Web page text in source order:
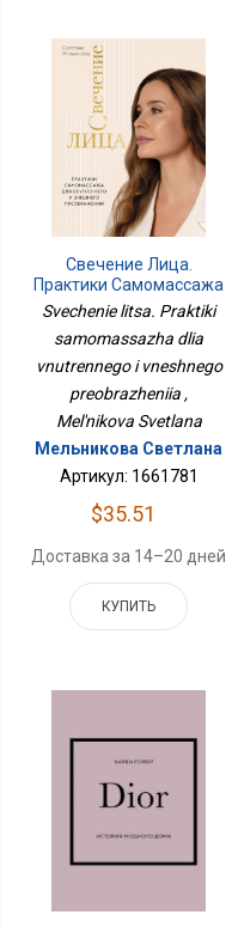
Свечение Лица.
Практики Самомассажа
Для Внутреннего И
Преображения
Svechenie litsa. Praktiki
samomassazha dlia
vnutrennego i vneshnego
preobrazheniia ,
Mel'nikova Svetlana
Мельникова Светлана
Артикул: 1661781
$35.51
Доставка за 14–20 дней
КУПИТЬ